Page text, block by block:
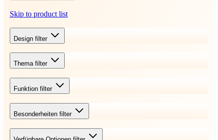
Skip to product list
Design filter
Thema filter
Funktion filter
Besonderheiten filter